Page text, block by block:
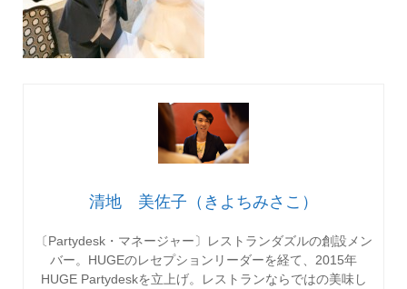
清地 美佐子（きよちみさこ）
〔Partydesk・マネージャー〕レストランダズルの創設メン
バー。HUGEのレセプションリーダーを経て、2015年
HUGE Partydeskを立上げ。レストランならではの美味し